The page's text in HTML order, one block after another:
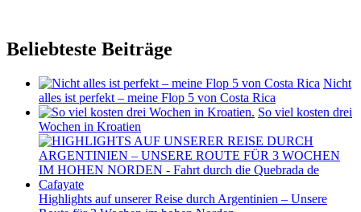
Beliebteste Beiträge
Nicht
alles ist perfekt – meine Flop 5 von Costa Rica
So viel kosten drei
Wochen in Kroatien
Highlights auf unserer Reise durch Argentinien – Unsere